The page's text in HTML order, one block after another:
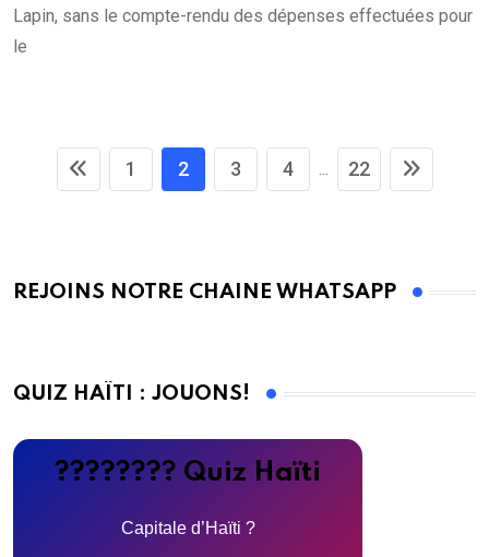
Lapin, sans le compte-rendu des dépenses effectuées pour
le
1 2 3 4 ... 22
REJOINS NOTRE CHAINE WHATSAPP
QUIZ HAÏTI : JOUONS!
???????? Quiz Haïti
Capitale d’Haïti ?